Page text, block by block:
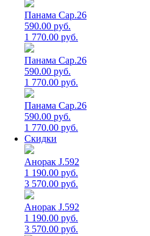
Панама Cap.26
590.00 руб.
1 770.00 руб.
Панама Cap.26
590.00 руб.
1 770.00 руб.
Панама Cap.26
590.00 руб.
1 770.00 руб.
Скидки
Анорак J.592
1 190.00 руб.
3 570.00 руб.
Анорак J.592
1 190.00 руб.
3 570.00 руб.